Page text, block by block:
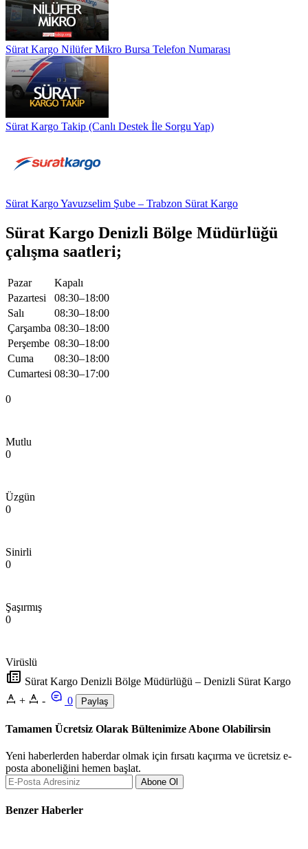
Sürat Kargo Nilüfer Mikro Bursa Telefon Numarası
Sürat Kargo Takip (Canlı Destek İle Sorgu Yap)
Sürat Kargo Yavuzselim Şube – Trabzon Sürat Kargo
Sürat Kargo Denizli Bölge Müdürlüğü
çalışma saatleri;
Pazar
Kapalı
Pazartesi
08:30–18:00
Salı
08:30–18:00
Çarşamba 08:30–18:00
Perşembe 08:30–18:00
Cuma
08:30–18:00
Cumartesi 08:30–17:00
0
Mutlu
0
Üzgün
0
Sinirli
0
Şaşırmış
0
Virüslü
Sürat Kargo Denizli Bölge Müdürlüğü – Denizli Sürat Kargo
+
- 0 Paylaş
Tamamen Ücretsiz Olarak Bültenimize Abone Olabilirsin
Yeni haberlerden haberdar olmak için fırsatı kaçırma ve ücretsiz e-
posta aboneliğini hemen başlat.
Abone Ol
Benzer Haberler